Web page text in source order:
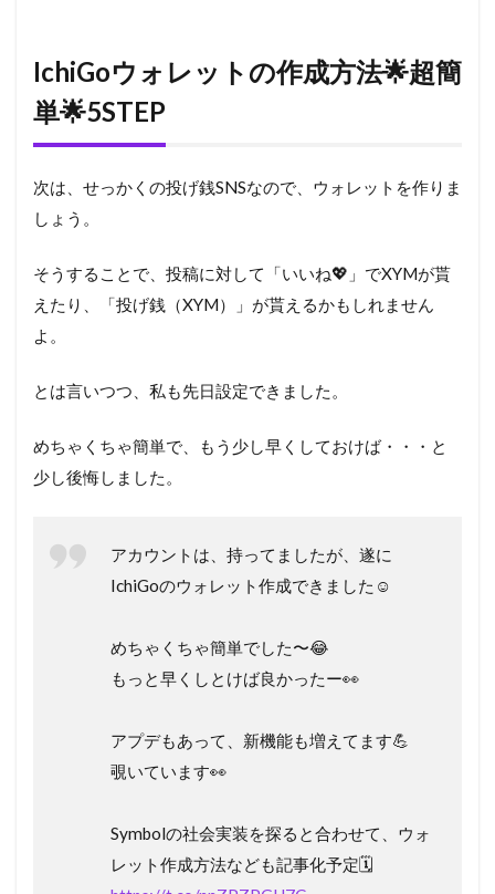
IchiGoウォレットの作成方法🌟超簡
単🌟5STEP
次は、せっかくの投げ銭SNSなので、ウォレットを作りま
しょう。
そうすることで、投稿に対して「いいね💖」でXYMが貰
えたり、「投げ銭（XYM）」が貰えるかもしれません
よ。
とは言いつつ、私も先日設定できました。
めちゃくちゃ簡単で、もう少し早くしておけば・・・と
少し後悔しました。
アカウントは、持ってましたが、遂に
IchiGoのウォレット作成できました☺️
めちゃくちゃ簡単でした〜😂
もっと早くしとけば良かったー👀
アプデもあって、新機能も増えてます💪
覗いています👀
Symbolの社会実装を探ると合わせて、ウォ
レット作成方法なども記事化予定🗓️